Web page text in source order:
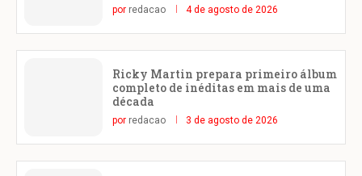
por redacao 4 de agosto de 2026
Ricky Martin prepara primeiro álbum
completo de inéditas em mais de uma
década
por redacao 3 de agosto de 2026